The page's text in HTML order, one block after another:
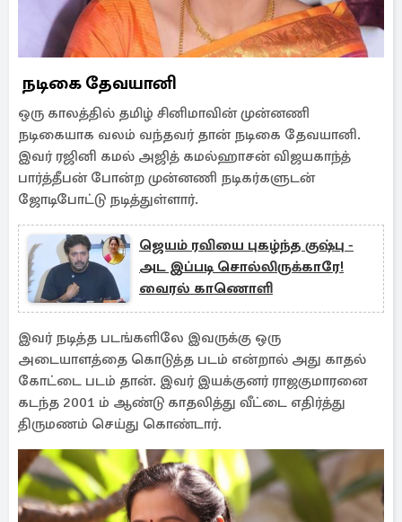
நடிகை தேவயானி
ஒரு காலத்தில் தமிழ் சினிமாவின் முன்னணி
நடிகையாக வலம் வந்தவர் தான் நடிகை தேவயானி.
இவர் ரஜினி கமல் அஜித் கமல்ஹாசன் விஜயகாந்த்
பார்த்தீபன் போன்ற முன்னணி நடிகர்களுடன்
ஜோடிபோட்டு நடித்துள்ளார்.
ஜெயம் ரவியை புகழ்ந்த குஷ்பு -
அட இப்படி சொல்லிருக்காரே!
வைரல் காணொளி
இவர் நடித்த படங்களிலே இவருக்கு ஒரு
அடையாளத்தை கொடுத்த படம் என்றால் அது காதல்
கோட்டை படம் தான். இவர் இயக்குனர் ராஜகுமாரனை
கடந்த 2001 ம் ஆண்டு காதலித்து வீட்டை எதிர்த்து
திருமணம் செய்து கொண்டார்.